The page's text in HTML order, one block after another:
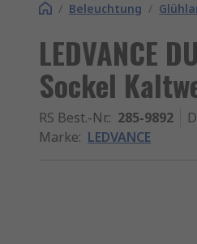
/ Beleuchtung /
LEDVANCE
Sockel
RS Best.-Nr.: 285-9892
Marke: LEDVANCE